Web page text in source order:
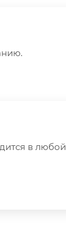
в любой